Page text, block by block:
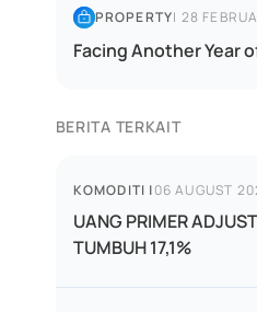
PROPERTY| 28
Facing Another Year
BERITA TERKAIT
KOMODITI |06 AUGUST
UANG PRIMER
TUMBUH 17,1%